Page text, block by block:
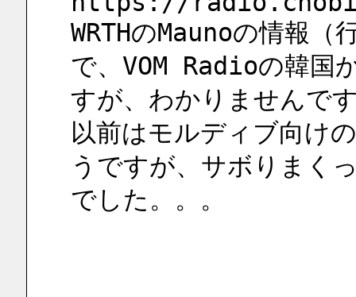
WRTHのMaunoの情報
で、VOM Radioの韓国
すが、わかりませんで
以前はモルディブ向け
うですが、サボりまく
でした。。。